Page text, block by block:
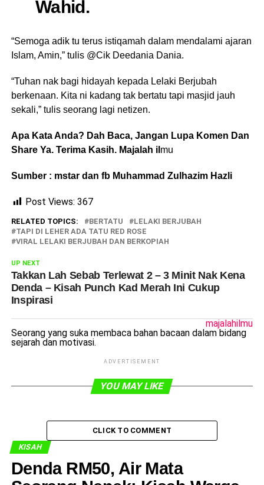
Wahid.
“Semoga adik tu terus istiqamah dalam mendalami ajaran
Islam, Amin,” tulis @Cik Deedania Dania.
“Tuhan nak bagi hidayah kepada Lelaki Berjubah
berkenaan. Kita ni kadang tak bertatu tapi masjid jauh
sekali,” tulis seorang lagi netizen.
Apa Kata Anda? Dah Baca, Jangan Lupa Komen Dan
Share Ya. Terima Kasih. Majalah il mu
Sumber : mstar dan fb Muhammad Zulhazim Hazli
Post Views: 367
RELATED TOPICS: BERTATU
LELAKI BERJUBAH
TAPI DI LEHER ADA TATU RED ROSE
VIRAL LELAKI BERJUBAH DAN BERKOPIAH
UP NEXT
Takkan Lah Sebab Terlewat 2 – 3 Minit Nak Kena
Denda – Kisah Punch Kad Merah Ini Cukup
Inspirasi
majalahilmu
Seorang yang suka membaca bahan bacaan dalam bidang
sejarah dan motivasi.
ADVERTISEMENT
YOU MAY LIKE
CLICK TO COMMENT
KISAH
Denda RM50, Air Mata